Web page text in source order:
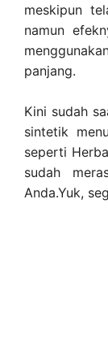
meskipun
namun
panjang.
Kini sudah
sintetik
seperti
sudah
Anda.Yuk,